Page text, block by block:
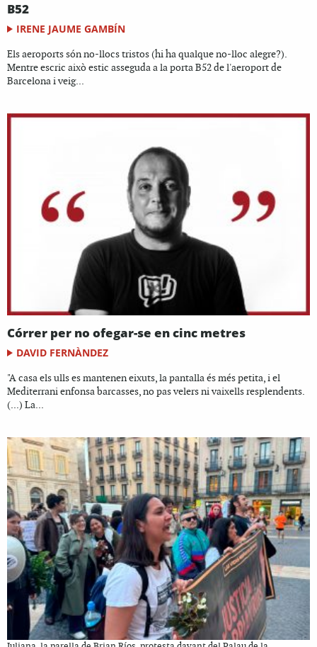
B52
IRENE JAUME GAMBÍN
Els aeroports són no-llocs tristos (hi ha qualque no-lloc alegre?).
Mentre escric això estic asseguda a la porta B52 de l'aeroport de
Barcelona i veig...
Córrer per no ofegar-se en cinc metres
DAVID FERNÀNDEZ
"A casa els ulls es mantenen eixuts, la pantalla és més petita, i el
Mediterrani enfonsa barcasses, no pas velers ni vaixells resplendents.
(...) La...